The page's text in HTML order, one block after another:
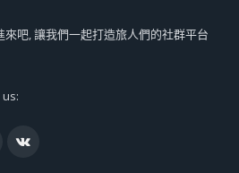
吧, 讓我們一起打造旅人們的社群平台
VK